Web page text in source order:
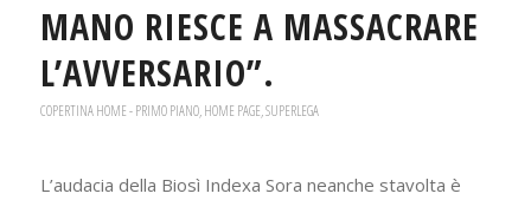
MANO RIESCE A MASSACRARE
L’AVVERSARIO”.
COPERTINA HOME - PRIMO PIANO,HOME PAGE,SUPERLEGA
L’audacia della Biosì Indexa Sora neanche stavolta è